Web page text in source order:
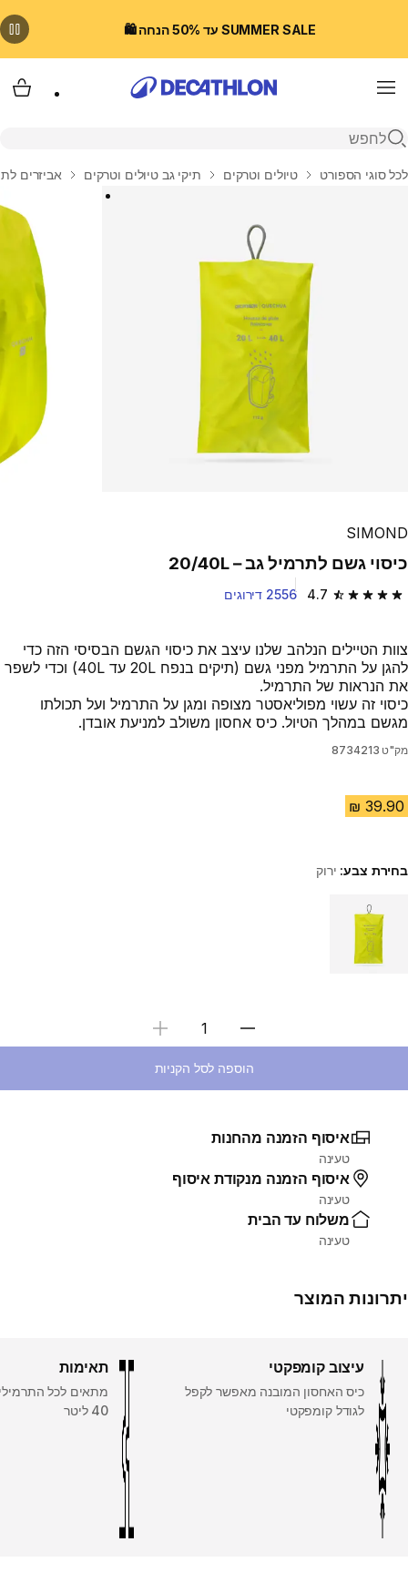
SUMMER SALE עד 50% הנחה 🛍️
Menu
פתיחת חיפוש
בית
לכל סוגי הספורט טיולים וטרקים תיקי גב טיולים וטרקים אביזרים
SIMOND
כיסוי גשם לתרמיל גב – 20/40L
4.7 4.7 out of 5 stars from 2556 reviews 2556 דירוגים
צוות הטיילים הנלהב שלנו עיצב את כיסוי הגשם הבסיסי הזה כדי
להגן על התרמיל מפני גשם (תיקים בנפח 20L עד 40L) וכדי לשפר
את הנראות של התרמיל.
כיסוי זה עשוי מפוליאסטר מצופה ומגן על התרמיל ועל תכולתו
מגשם במהלך הטיול. כיס אחסון משולב למניעת אובדן.
מק"ט 8734213
בחירת צבע: ירוק
Choose a variant
בחירת כמות
הוספה לסל הקניות
איסוף הזמנה מהחנות
טעינה
איסוף הזמנה מנקודת איסוף
טעינה
משלוח עד הבית
טעינה
יתרונות המוצר
עיצוב קומפקטי
כיס האחסון המובנה מאפשר לקפל
לגודל קומפקטי
תאימות
40 ליטר